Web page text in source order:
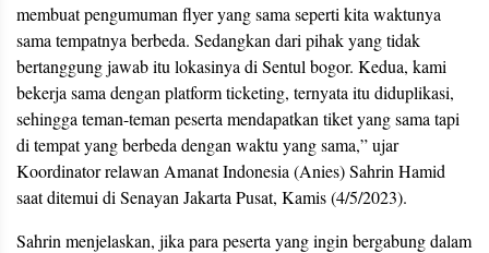
membuat pengumuman flyer yang sama seperti kita waktunya
sama tempatnya berbeda. Sedangkan dari pihak yang tidak
bertanggung jawab itu lokasinya di Sentul bogor. Kedua, kami
bekerja sama dengan platform ticketing, ternyata itu diduplikasi,
sehingga teman-teman peserta mendapatkan tiket yang sama tapi
di tempat yang berbeda dengan waktu yang sama,” ujar
Koordinator relawan Amanat Indonesia (Anies) Sahrin Hamid
saat ditemui di Senayan Jakarta Pusat, Kamis (4/5/2023).
Sahrin menjelaskan, jika para peserta yang ingin bergabung dalam